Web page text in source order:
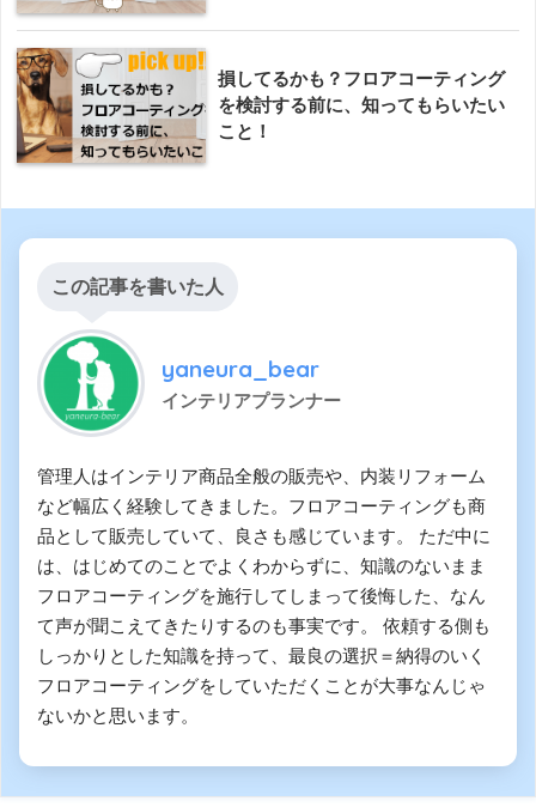
損してるかも？フロアコーティング
を検討する前に、知ってもらいたい
こと！
この記事を書いた人
yaneura_bear
インテリアプランナー
管理人はインテリア商品全般の販売や、内装リフォーム
など幅広く経験してきました。フロアコーティングも商
品として販売していて、良さも感じています。 ただ中に
は、はじめてのことでよくわからずに、知識のないまま
フロアコーティングを施行してしまって後悔した、なん
て声が聞こえてきたりするのも事実です。 依頼する側も
しっかりとした知識を持って、最良の選択＝納得のいく
フロアコーティングをしていただくことが大事なんじゃ
ないかと思います。